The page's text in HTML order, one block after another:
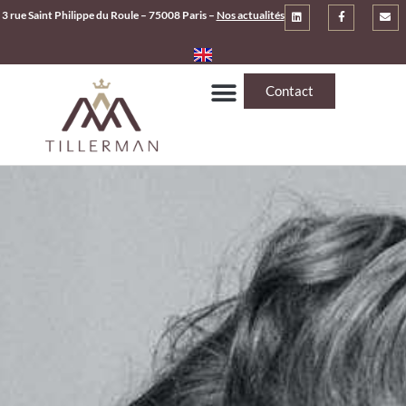
3 rue Saint Philippe du Roule – 75008 Paris – Nos actualités
Contact